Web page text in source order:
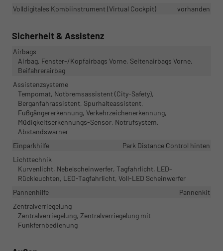
Volldigitales Kombiinstrument (Virtual Cockpit)
vorhanden
Sicherheit & Assistenz
Airbags
Airbag, Fenster-/Kopfairbags Vorne, Seitenairbags Vorne,
Beifahrerairbag
Assistenzsysteme
Tempomat, Notbremsassistent (City-Safety),
Berganfahrassistent, Spurhalteassistent,
Fußgängererkennung, Verkehrzeichenerkennung,
Müdigkeitserkennungs-Sensor, Notrufsystem,
Abstandswarner
Einparkhilfe
Park Distance Control hinten
Lichttechnik
Kurvenlicht, Nebelscheinwerfer, Tagfahrlicht, LED-
Rückleuchten, LED-Tagfahrlicht, Voll-LED Scheinwerfer
Pannenhilfe
Pannenkit
Zentralverriegelung
Zentralverriegelung, Zentralverriegelung mit
Funkfernbedienung